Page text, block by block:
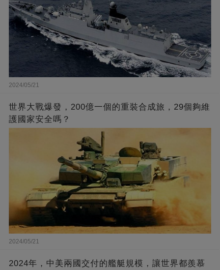
2024/05/21
世界大戰爆發，200億一個的重裝合成旅，29個夠維
護國家安全嗎？
2024/05/21
2024年，中美兩國交付的艦艇規模，讓世界都羨慕